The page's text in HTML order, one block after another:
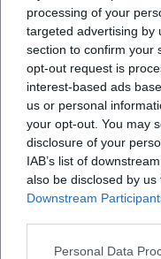
processing of your
targeted advertising by
section to confirm your
opt-out request is
interest-based ads
us or personal
your opt-out. You may
disclosure of your
IAB’s list of
also be disclosed by
Downstream
Personal Data
Allgäuhalle
Geländes
Eventbetrieb
gegenseitig
(https://
Ein besonders